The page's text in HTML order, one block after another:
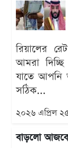
রিয়ালের
আমরা
যাতে আপনি
সঠিক...
২০২৬ এপ্রিল
বাড়লো